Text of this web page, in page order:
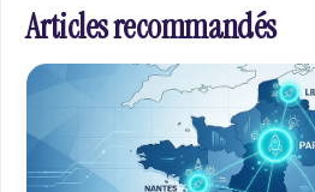
Articles recommandés